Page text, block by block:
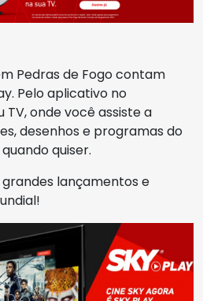
Pedras de Fogo contam
Pelo aplicativo no
onde você assiste a
desenhos e programas do
quiser.
lançamentos e